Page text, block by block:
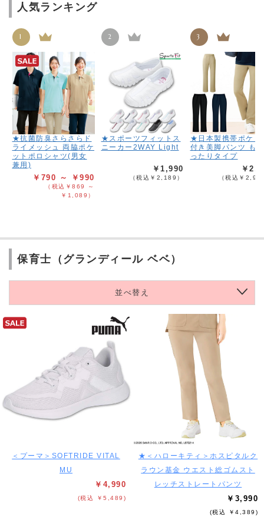
人気ランキング
1
★抗菌防臭さらさらド
ライメッシュ 両脇ポケ
ットポロシャツ(男女
兼用)
￥790 ～ ￥990
（税込￥869 ～
￥1,089）
2
★スポーツフィットス
ニーカー2WAY Light
￥1,990
（税込￥2,189）
3
★日本製携帯ポケッ
付き美脚パンツ も
ったりタイプ
￥
（税込￥
保育士（グランディール ベベ）
並べ替え
＜プーマ＞SOFTRIDE VITAL
MU
￥4,990
(税込 ￥5,489)
★＜ハローキティ＞ホスピタルク
ラウン基金 ウエスト総ゴムスト
レッチストレートパンツ
￥3,990
(税込 ￥4,389)